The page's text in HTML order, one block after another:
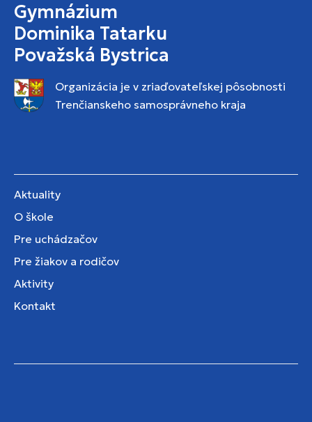
Gymnázium
Dominika Tatarku
Považská Bystrica
Organizácia je v zriaďovateľskej pôsobnosti
Trenčianskeho samosprávneho kraja
Aktuality
O škole
Pre uchádzačov
Pre žiakov a rodičov
Aktivity
Kontakt